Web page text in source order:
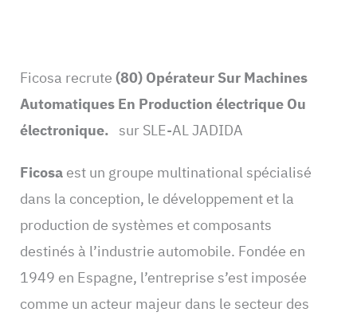
Ficosa recrute(80) Opérateur Sur Machines
Automatiques En Production électrique Ou
électronique. sur SLE-AL JADIDA
Ficosaest un groupe multinational spécialisé
dans la conception, le développement et la
production de systèmes et composants
destinés à l’industrie automobile. Fondée en
1949 en Espagne, l’entreprise s’est imposée
comme un acteur majeur dans le secteur des